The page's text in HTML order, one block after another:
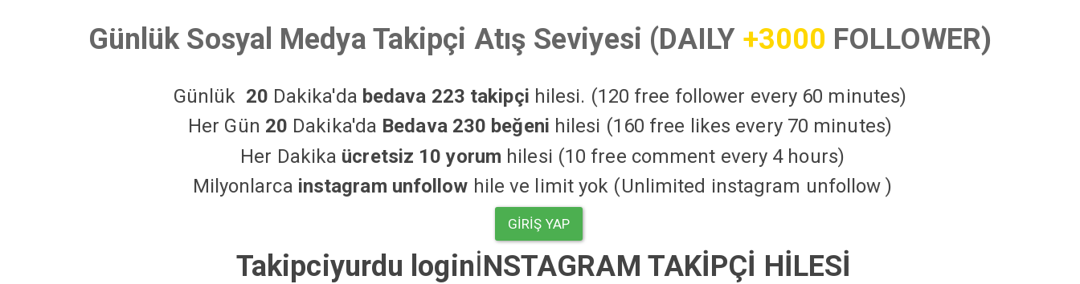
Günlük Sosyal Medya Takipçi Atış Seviyesi (DAILY +3000 FOLLOWER)
Günlük 20 Dakika'da bedava 223 takipçi hilesi. (120 free follower every 60 minutes)
Her Gün 20 Dakika'da Bedava 230 beğeni hilesi (160 free likes every 70 minutes)
Her Dakika ücretsiz 10 yorum hilesi (10 free comment every 4 hours)
Milyonlarca instagram unfollow hile ve limit yok (Unlimited instagram unfollow )
GIRIŞ YAP
Takipciyurdu loginİNSTAGRAM TAKİPÇİ HİLESİ